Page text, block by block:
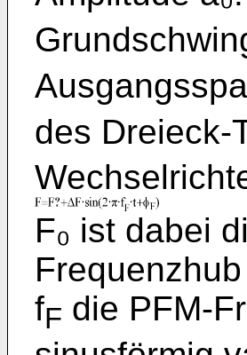
des Dreieck-
F₀ ist dabei
fF die PFM-